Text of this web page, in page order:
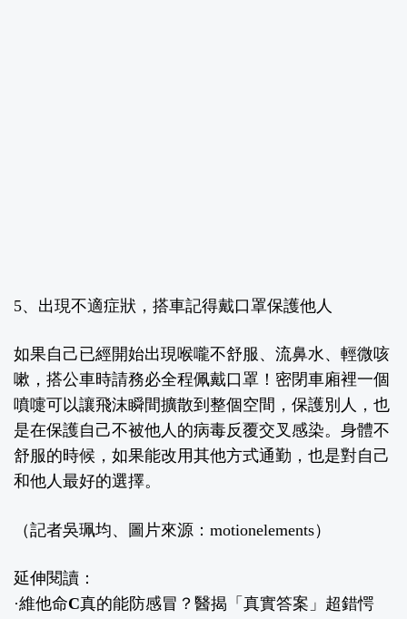
5、出現不適症狀，搭車記得戴口罩保護他人
如果自己已經開始出現喉嚨不舒服、流鼻水、輕微咳
嗽，搭公車時請務必全程佩戴口罩！密閉車廂裡一個
噴嚏可以讓飛沫瞬間擴散到整個空間，保護別人，也
是在保護自己不被他人的病毒反覆交叉感染。身體不
舒服的時候，如果能改用其他方式通勤，也是對自己
和他人最好的選擇。
（記者吳珮均、圖片來源：motionelements）
延伸閱讀：
·維他命C真的能防感冒？醫揭「真實答案」超錯愕